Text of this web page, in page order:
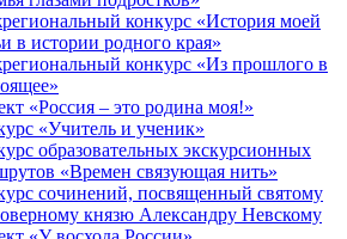
конкурс «История моей
в истории родного края»
конкурс «Из прошлого в
«Россия – это родина моя!»
«Учитель и ученик»
образовательных экскурсионных
«Времен связующая нить»
сочинений, посвященный святому
князю Александру Невскому